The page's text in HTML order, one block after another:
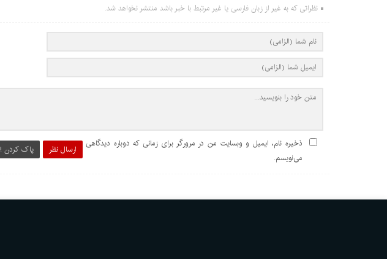
نظراتی که به غیر از زبان فارسی یا غیر مرتبط با خبر باشد منتشر نخواهد شد.
ارسال نظر پاک کردن !
ذخیره نام، ایمیل و وبسایت من در مرورگر برای زمانی که دوباره دیدگاهی
می‌نویسم.